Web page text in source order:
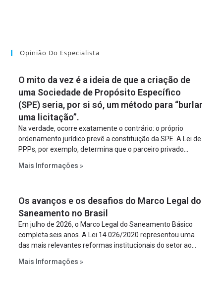
Opinião Do Especialista
O mito da vez é a ideia de que a criação de
uma Sociedade de Propósito Específico
(SPE) seria, por si só, um método para “burlar
uma licitação”.
Na verdade, ocorre exatamente o contrário: o próprio
ordenamento jurídico prevê a constituição da SPE. A Lei de
PPPs, por exemplo, determina que o parceiro privado
empreendimento. Ou seja, a suposta “fraude à licitação” é
projeto a projeto.
Mais Informações »
Os avanços e os desafios do Marco Legal do
Saneamento no Brasil
Em julho de 2026, o Marco Legal do Saneamento Básico
completa seis anos. A Lei 14.026/2020 representou uma
das mais relevantes reformas institucionais do setor ao
serviços, ampliar a participação da iniciativa privada,
Mais Informações »